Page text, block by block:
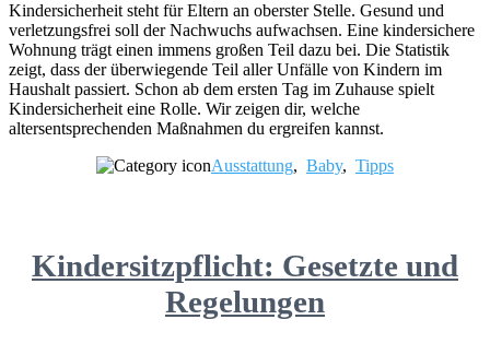
Kindersicherheit steht für Eltern an oberster Stelle. Gesund und
verletzungsfrei soll der Nachwuchs aufwachsen. Eine kindersichere
Wohnung trägt einen immens großen Teil dazu bei. Die Statistik
zeigt, dass der überwiegende Teil aller Unfälle von Kindern im
Haushalt passiert. Schon ab dem ersten Tag im Zuhause spielt
Kindersicherheit eine Rolle. Wir zeigen dir, welche
altersentsprechenden Maßnahmen du ergreifen kannst.
Ausstattung, Baby, Tipps
Kindersitzpflicht: Gesetzte und
Regelungen